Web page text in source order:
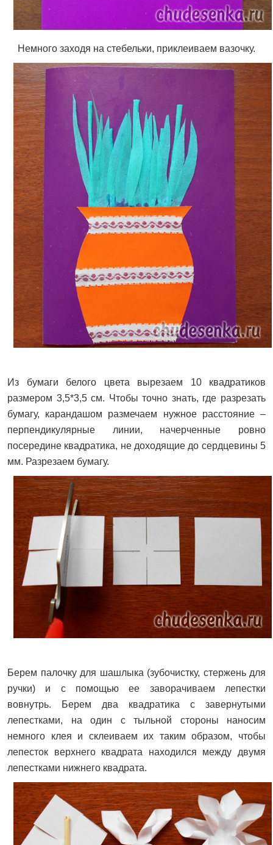
Немного заходя на стебельки, приклеиваем вазочку.
Из бумаги белого цвета вырезаем 10 квадратиков
размером 3,5*3,5 см. Чтобы точно знать, где разрезать
бумагу, карандашом размечаем нужное расстояние –
перпендикулярные линии, начерченные ровно
посередине квадратика, не доходящие до сердцевины 5
мм. Разрезаем бумагу.
Берем палочку для шашлыка (зубочистку, стержень для
ручки) и с помощью ее заворачиваем лепестки
вовнутрь. Берем два квадратика с завернутыми
лепестками, на один с тыльной стороны наносим
немного клея и склеиваем их таким образом, чтобы
лепесток верхнего квадрата находился между двумя
лепестками нижнего квадрата.